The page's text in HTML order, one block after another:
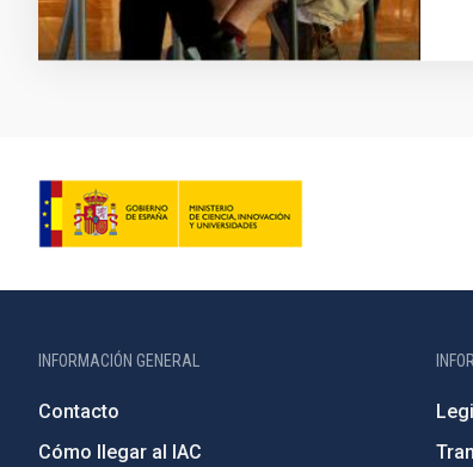
INFORMACIÓN GENERAL
Contacto
Cómo llegar al IAC